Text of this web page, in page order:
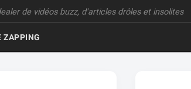
de vidéos buzz, d'articles drôles et insolites
ZAPPING